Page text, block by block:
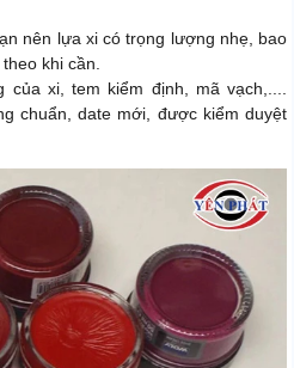
nên lựa xi có trọng lượng nhẹ, bao
khi cần.
xi, tem kiểm định, mã vạch,....
chuẩn, date mới, được kiểm duyệt